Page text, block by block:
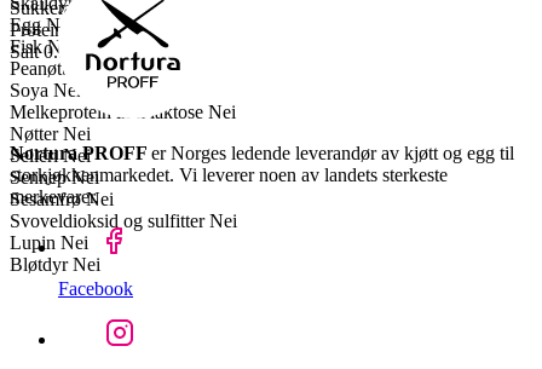
Sukkerarter
0 g
Proteiner
18 g
Salt 0.5 g
Egg Nei
Fisk Nei
Peanøtter
Nei
Soya Nei
Melkeprotein inkl laktose Nei
Nøtter Nei
Selleri Nei
Sennep Nei
Sesamfrø Nei
Svoveldioksid og sulfitter Nei
Lupin Nei
Bløtdyr Nei
Nortura PROFF er Norges ledende leverandør av kjøtt og egg til
storkjøkkenmarkedet. Vi leverer noen av landets sterkeste
merkevarer.
Facebook